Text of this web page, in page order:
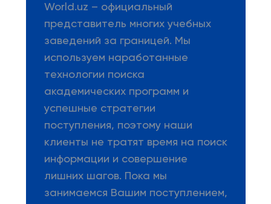
World.uz – официальный
представитель многих учебных
заведений за границей. Мы
используем наработанные
технологии поиска
академических программ и
успешные стратегии
поступления, поэтому наши
клиенты не тратят время на поиск
информации и совершение
лишних шагов. Пока мы
занимаемся Вашим поступлением,